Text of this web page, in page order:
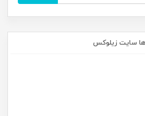
سایت زیلوکس